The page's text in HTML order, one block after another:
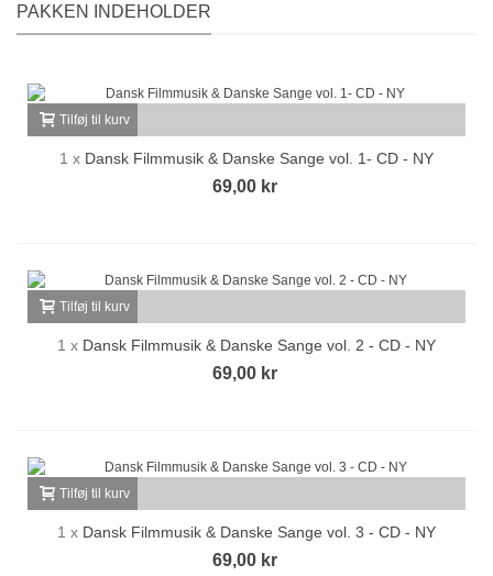
PAKKEN INDEHOLDER
Tilføj til kurv
1 x Dansk Filmmusik & Danske Sange vol. 1- CD - NY
69,00 kr
Tilføj til kurv
1 x Dansk Filmmusik & Danske Sange vol. 2 - CD - NY
69,00 kr
Tilføj til kurv
1 x Dansk Filmmusik & Danske Sange vol. 3 - CD - NY
69,00 kr